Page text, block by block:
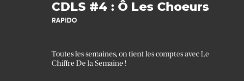
CDLS #4 : Ô Les Choeurs
RAPIDO
Toutes les semaines, on tient les comptes avec Le
Chiffre De la Semaine !